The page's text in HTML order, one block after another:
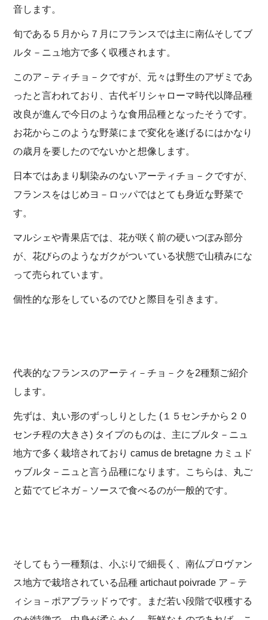
音します。
旬である５月から７月にフランスでは主に南仏そしてブ
ルタ－ニュ地方で多く収穫されます。
このア－ティチョ－クですが、元々は野生のアザミであ
ったと言われており、古代ギリシャローマ時代以降品種
改良が進んで今日のような食用品種となったそうです。
お花からこのような野菜にまで変化を遂げるにはかなり
の歳月を要したのでないかと想像します。
日本ではあまり馴染みのないアーティチョ－クですが、
フランスをはじめヨ－ロッパではとても身近な野菜で
す。
マルシェや青果店では、花が咲く前の硬いつぼみ部分
が、花びらのようなガクがついている状態で山積みにな
って売られています。
個性的な形をしているのでひと際目を引きます。
代表的なフランスのアーティ－チョ－クを2種類ご紹介
します。
先ずは、丸い形のずっしりとした (１５センチから２０
センチ程の大きさ) タイプのものは、主にブルタ－ニュ
地方で多く栽培されており camus de bretagne カミュド
ゥブルタ－ニュと言う品種になります。こちらは、丸ご
と茹でてビネガ－ソースで食べるのが一般的です。
そしてもう一種類は、小ぶりで細長く、南仏プロヴァン
ス地方で栽培されている品種 artichaut poivrade ア－テ
ィショ－ポアブラッドゥです。まだ若い段階で収穫する